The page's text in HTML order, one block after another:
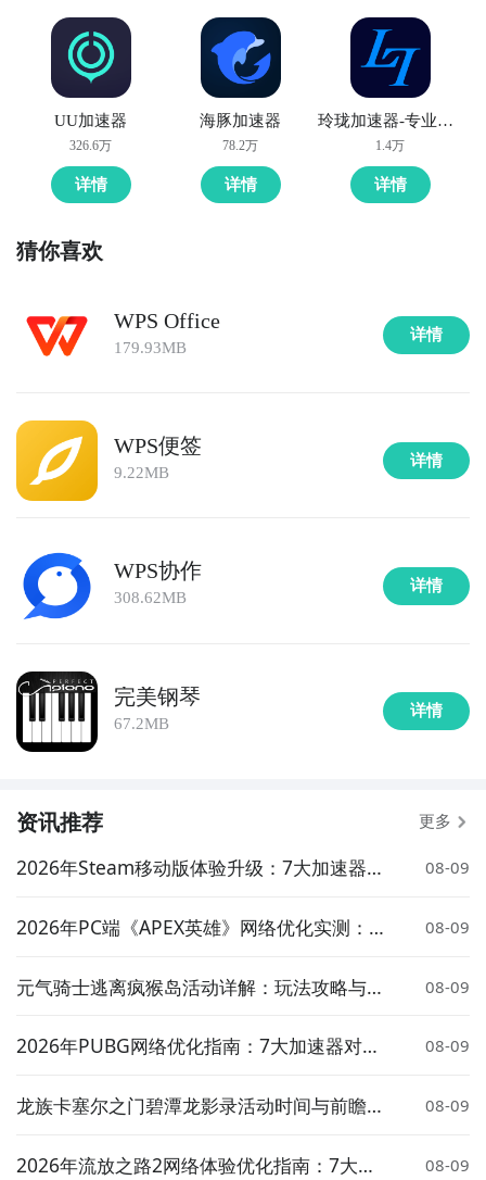
UU加速器
326.6万
详情
海豚加速器
78.2万
详情
玲珑加速器-专业手游加速器
1.4万
详情
猜你喜欢
WPS Office
179.93MB
详情
WPS便签
9.22MB
详情
WPS协作
308.62MB
详情
完美钢琴
67.2MB
详情
资讯推荐 更多
2026年Steam移动版体验升级：7大加速器对
08-09
2026年PC端《APEX英雄》网络优化实测：7
08-09
元气骑士逃离疯猴岛活动详解：玩法攻略与奖
08-09
2026年PUBG网络优化指南：7大加速器对比
08-09
龙族卡塞尔之门碧潭龙影录活动时间与前瞻介
08-09
2026年流放之路2网络体验优化指南：7大加
08-09